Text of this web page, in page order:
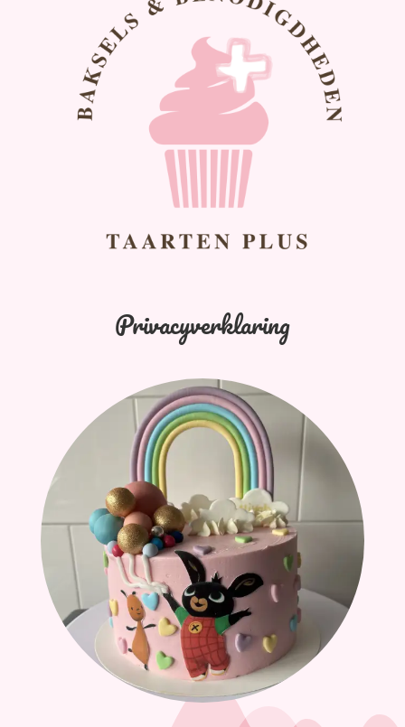
Privacyverklaring